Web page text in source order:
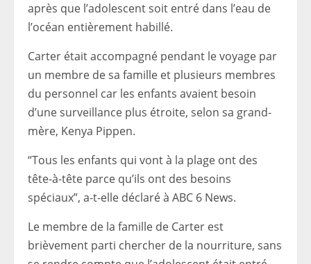
après que l’adolescent soit entré dans l’eau de
l’océan entièrement habillé.
Carter était accompagné pendant le voyage par
un membre de sa famille et plusieurs membres
du personnel car les enfants avaient besoin
d’une surveillance plus étroite, selon sa grand-
mère, Kenya Pippen.
“Tous les enfants qui vont à la plage ont des
tête-à-tête parce qu’ils ont des besoins
spéciaux”, a-t-elle déclaré à ABC 6 News.
Le membre de la famille de Carter est
brièvement parti chercher de la nourriture, sans